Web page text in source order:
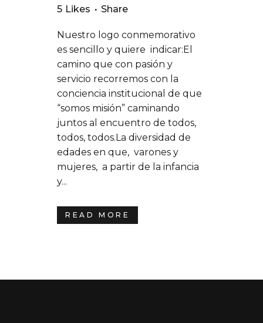
5 Likes Share
Nuestro logo conmemorativo
es sencillo y quiere indicar:El
camino que con pasión y
servicio recorremos con la
conciencia institucional de que
“somos misión” caminando
juntos al encuentro de todos,
todos, todos.La diversidad de
edades en que, varones y
mujeres, a partir de la infancia
y...
READ MORE